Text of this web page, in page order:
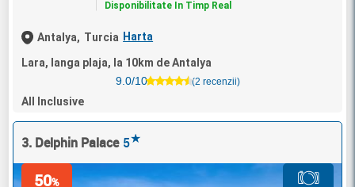
Disponibilitate In Timp Real
Antalya, Turcia Harta
Lara, langa plaja, la 10km de Antalya
9.0/10
(2 recenzii)
All Inclusive
3. Delphin Palace 5★
50%